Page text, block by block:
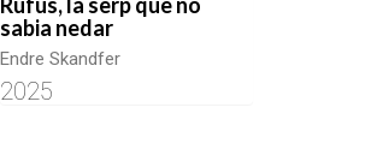
sabia nedar
Endre Skandfer
2025